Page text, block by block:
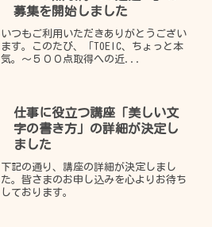
募集を開始しました
いつもご利用いただきありがとうござい
ます。このたび、「TOEIC、ちょっと本
気。～５００点取得への近...
仕事に役立つ講座「美しい文
字の書き方」の詳細が決定し
ました
下記の通り、講座の詳細が決定しまし
た。皆さまのお申し込みを心よりお待ち
しております。